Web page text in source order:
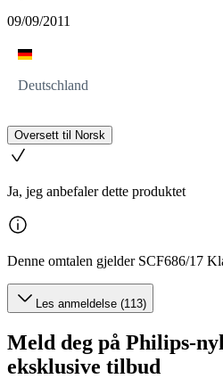
09/09/2011
Deutschland
Oversett til Norsk
Ja, jeg anbefaler dette produktet
Denne omtalen gjelder SCF686/17
Les anmeldelse (113)
Meld deg på Philips-
eksklusive tilbud